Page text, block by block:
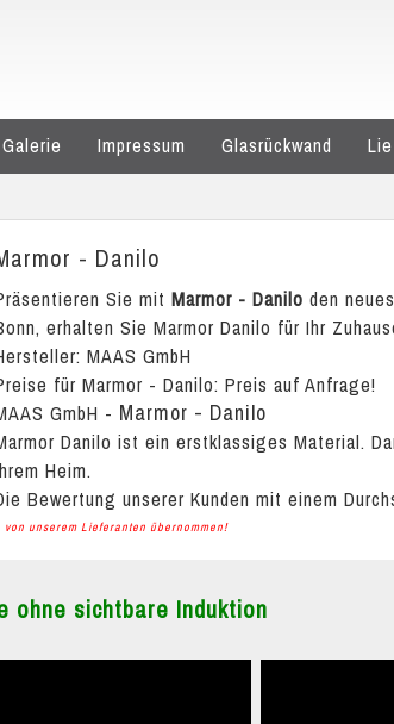
Galerie Impressum Glasrückwand
- Danilo
Sie mit Marmor - Danilo den
erhalten Sie Marmor Danilo für Ihr
MAAS GmbH
für Marmor - Danilo: Preis auf Anfrage!
GmbH - Marmor - Danilo
Danilo ist ein erstklassiges Material.
Heim.
Bewertung unserer Kunden mit einem
unserem Lieferanten übernommen!
ohne sichtbare Induktion